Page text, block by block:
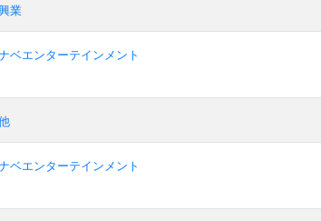
業
ベエンターテインメント
ベエンターテインメント